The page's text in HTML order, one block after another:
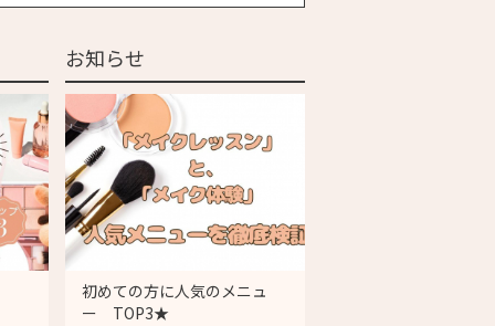
お知らせ
初めての方に人気のメニュ
ー TOP3★